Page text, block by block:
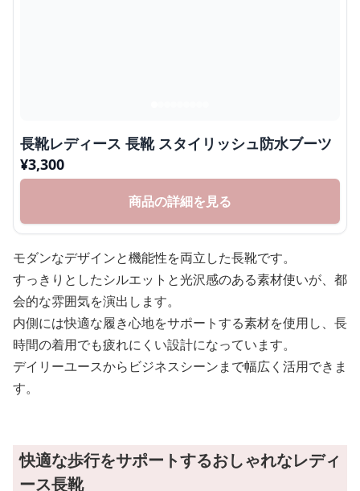
長靴レディース 長靴 スタイリッシュ防水ブーツ
¥3,300
商品の詳細を見る
モダンなデザインと機能性を両立した長靴です。
すっきりとしたシルエットと光沢感のある素材使いが、都
会的な雰囲気を演出します。
内側には快適な履き心地をサポートする素材を使用し、長
時間の着用でも疲れにくい設計になっています。
デイリーユースからビジネスシーンまで幅広く活用できま
す。
快適な歩行をサポートするおしゃれなレディ
ース長靴